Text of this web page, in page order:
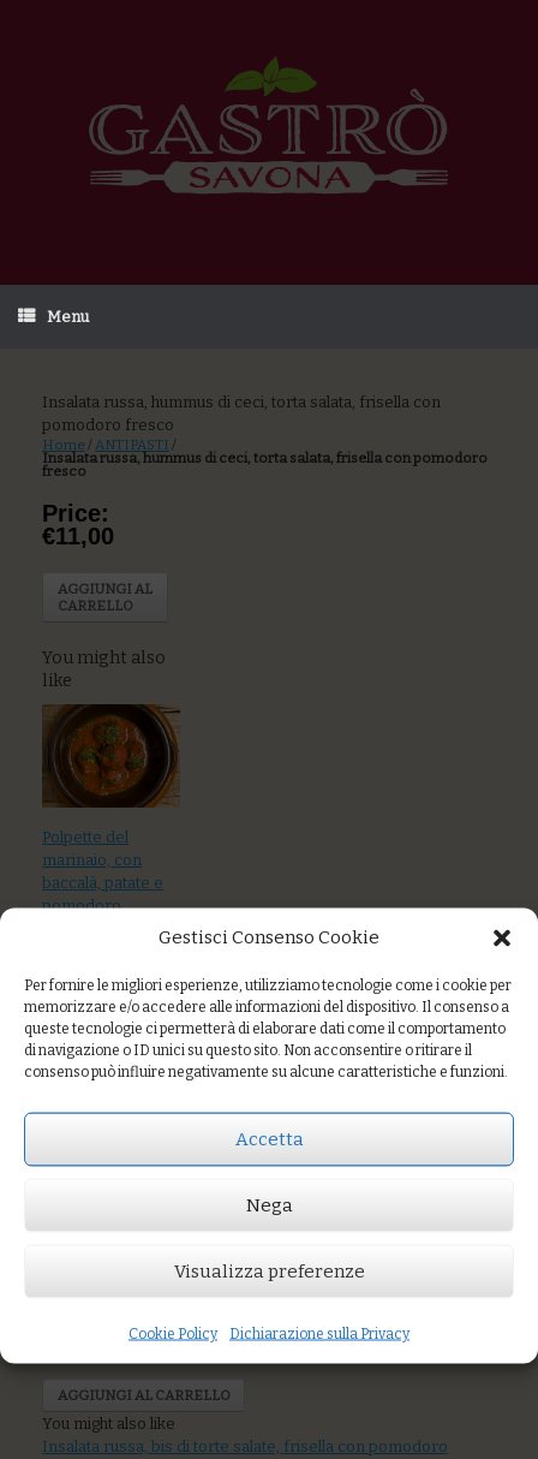
Gestisci Consenso Cookie
Per fornire le migliori esperienze, utilizziamo tecnologie come i cookie per
memorizzare e/o accedere alle informazioni del dispositivo. Il consenso a
queste tecnologie ci permetterà di elaborare dati come il comportamento
di navigazione o ID unici su questo sito. Non acconsentire o ritirare il
consenso può influire negativamente su alcune caratteristiche e funzioni.
Accetta
Nega
Visualizza preferenze
Cookie Policy Dichiarazione sulla Privacy
Menu
Insalata russa, hummus di ceci, torta salata, frisella con
pomodoro fresco
Home /ANTIPASTI /
Insalata russa, hummus di ceci, torta salata, frisella con pomodoro
fresco
€11,00
AGGIUNGI AL CARRELLO
You might also like
Insalata russa, bis di torte salate, frisella con pomodoro
Price:
€11,00
AGGIUNGI AL
CARRELLO
You might also
like
Polpette del
marinaio, con
baccalà, patate e
pomodoro
panissa con
verdure croccanti
e olive taggiasche
curcuma